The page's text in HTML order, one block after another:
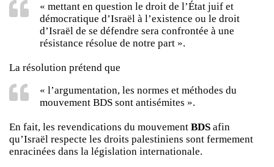
« mettant en question le droit de l’État juif et
démocratique d’Israël à l’existence ou le droit
d’Israël de se défendre sera confrontée à une
résistance résolue de notre part ».
La résolution prétend que
« l’argumentation, les normes et méthodes du
mouvement BDS sont antisémites ».
En fait, les revendications du mouvement BDS afin
qu’Israël respecte les droits palestiniens sont fermement
enracinées dans la législation internationale.